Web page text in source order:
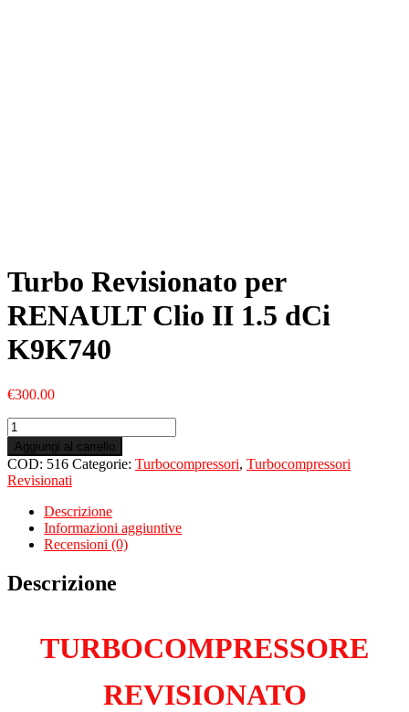
Turbo Revisionato per
RENAULT Clio II 1.5 dCi
K9K740
€300.00
Turbo
Revisionato
per
RENAULT
Clio
K9K740
quantità
Aggiungi al carrello
COD: 516 Categorie: Turbocompressori, Turbocompressori
Revisionati
Descrizione
Informazioni aggiuntive
Recensioni (0)
Descrizione
TURBOCOMPRESSORE
REVISIONATO